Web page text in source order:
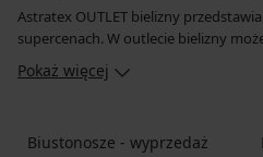
Astratex OUTLET bielizny
supercenach. W outlecie bielizny
starszych kolekcji wszystkich znanych
Spraw sobie radość jeszcze dziś i
Pokaż więcej
Biustonosze - wyprzedaż